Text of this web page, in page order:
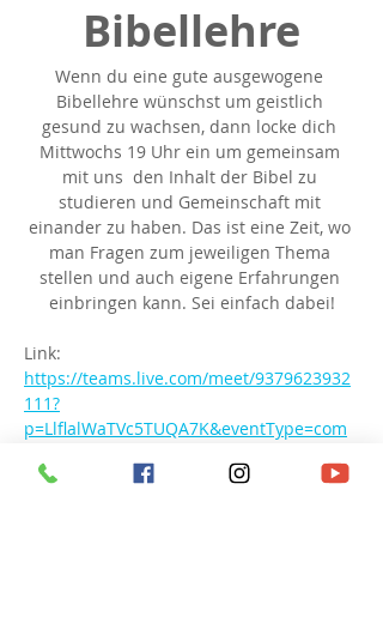
Bibellehre
Wenn du eine gute ausgewogene
Bibellehre wünschst um geistlich
gesund zu wachsen, dann locke dich
Mittwochs 19 Uhr ein um gemeinsam
mit uns  den Inhalt der Bibel zu
studieren und Gemeinschaft mit
einander zu haben. Das ist eine Zeit, wo
man Fragen zum jeweiligen Thema
stellen und auch eigene Erfahrungen
einbringen kann. Sei einfach dabei!
Link:
https://teams.live.com/meet/9379623932
111?
p=LlflalWaTVc5TUQA7K&eventType=com